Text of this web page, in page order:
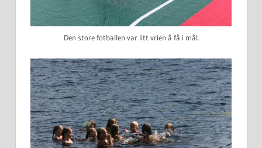
Den store fotballen var litt vrien å få i mål.